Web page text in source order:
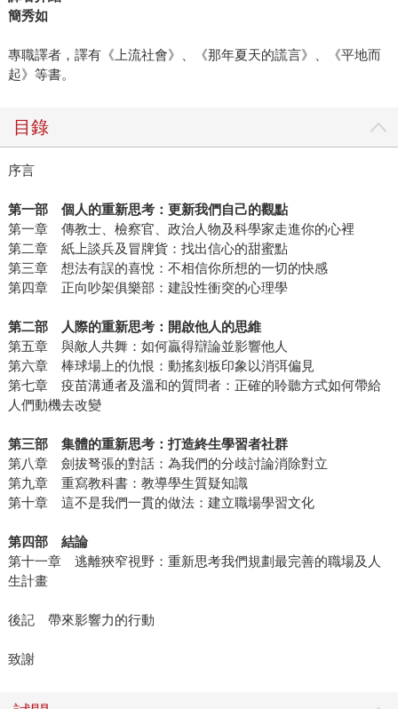
簡秀如
專職譯者，譯有《上流社會》、《那年夏天的謊言》、《平地而
起》等書。
目錄
序言
第一部 個人的重新思考：更新我們自己的觀點
第一章 傳教士、檢察官、政治人物及科學家走進你的心裡
第二章 紙上談兵及冒牌貨：找出信心的甜蜜點
第三章 想法有誤的喜悅：不相信你所想的一切的快感
第四章 正向吵架俱樂部：建設性衝突的心理學
第二部 人際的重新思考：開啟他人的思維
第五章 與敵人共舞：如何贏得辯論並影響他人
第六章 棒球場上的仇恨：動搖刻板印象以消弭偏見
第七章 疫苗溝通者及溫和的質問者：正確的聆聽方式如何帶給
人們動機去改變
第三部 集體的重新思考：打造終生學習者社群
第八章 劍拔弩張的對話：為我們的分歧討論消除對立
第九章 重寫教科書：教導學生質疑知識
第十章 這不是我們一貫的做法：建立職場學習文化
第四部 結論
第十一章 逃離狹窄視野：重新思考我們規劃最完善的職場及人
生計畫
後記 帶來影響力的行動
致謝